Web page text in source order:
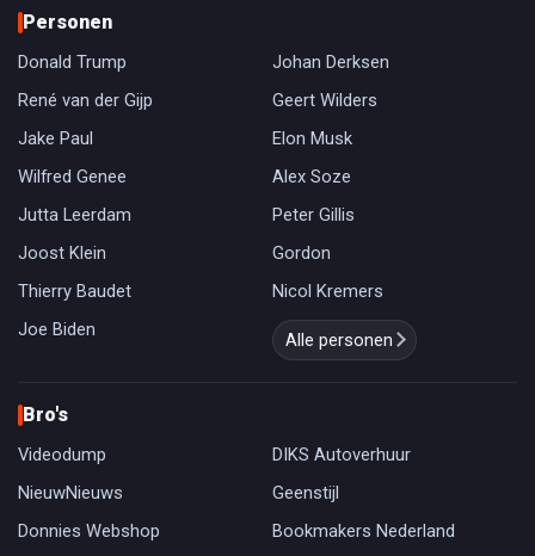
Personen
Donald Trump
Johan Derksen
René van der Gijp
Geert Wilders
Jake Paul
Elon Musk
Wilfred Genee
Alex Soze
Jutta Leerdam
Peter Gillis
Joost Klein
Gordon
Thierry Baudet
Nicol Kremers
Joe Biden
Alle personen
Bro's
Videodump
DIKS Autoverhuur
NieuwNieuws
Geenstijl
Donnies Webshop
Bookmakers Nederland